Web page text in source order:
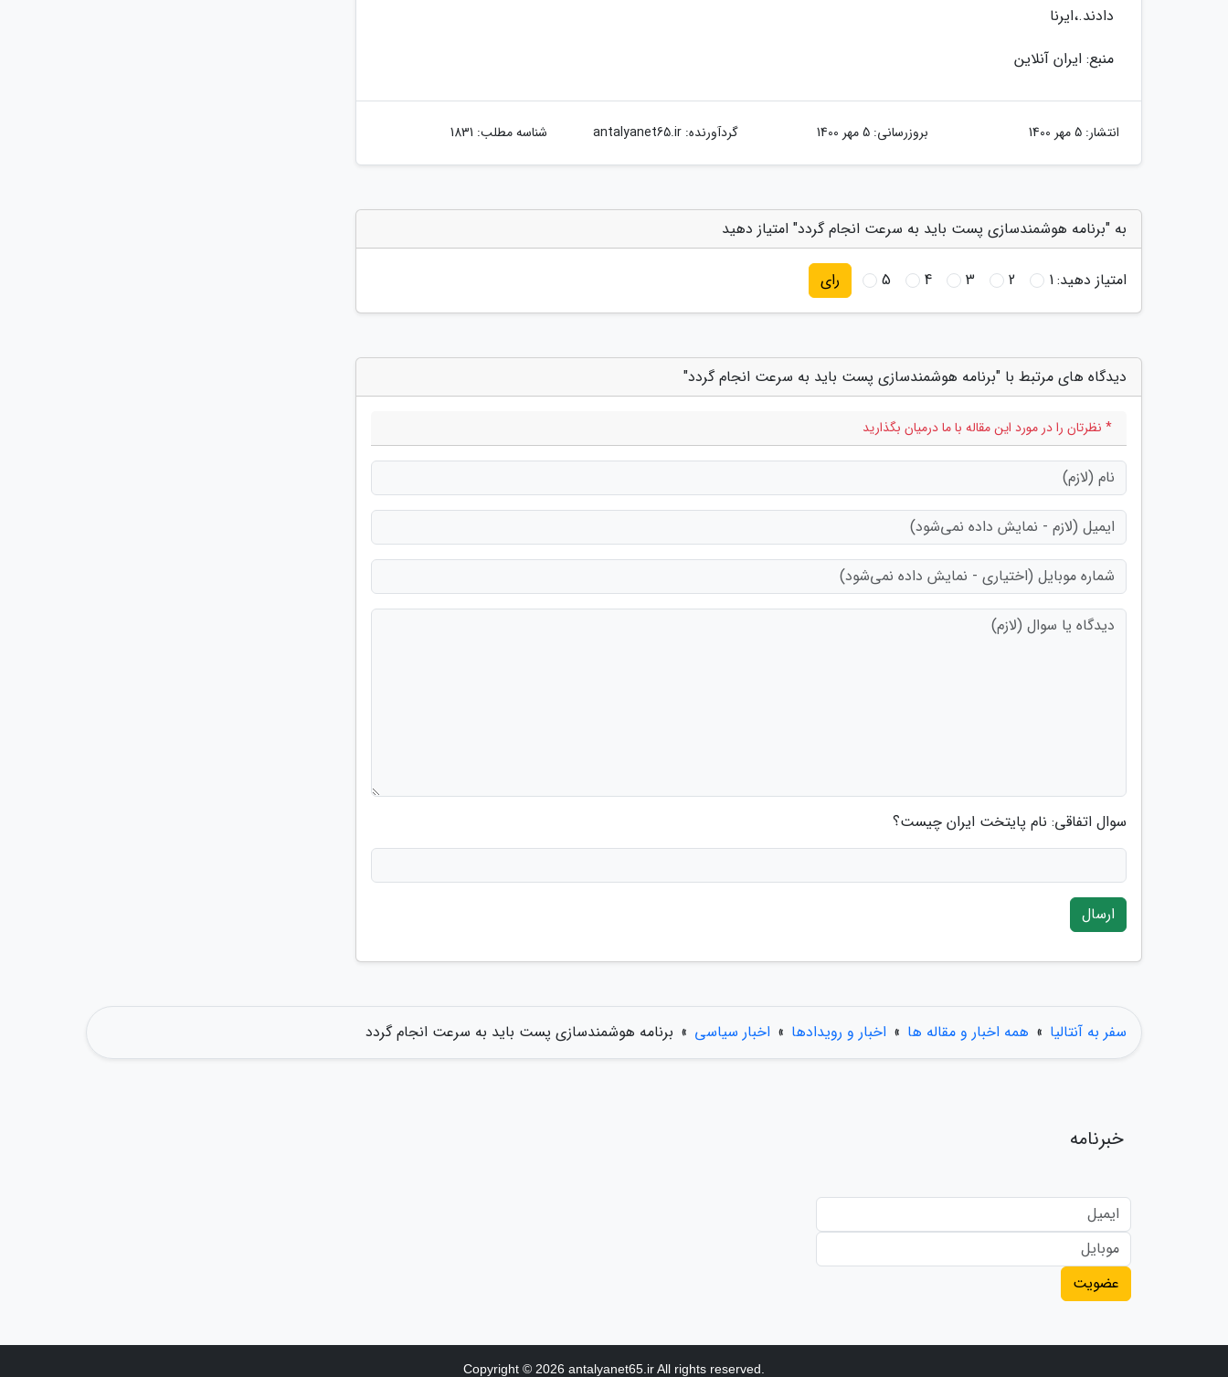
دادند.،ایرنا
منبع: ایران آنلاین
انتشار: 5 مهر 1400 بروزرسانی: 5 مهر 1400 گردآورنده:antalyanet65.ir شناسه مطلب: 1831
به "برنامه هوشمندسازی پست باید به سرعت انجام گردد" امتیاز دهید
امتیاز دهید:1
2
3
4
5 رای
دیدگاه های مرتبط با "برنامه هوشمندسازی پست باید به سرعت انجام گردد"
* نظرتان را در مورد این مقاله با ما درمیان بگذارید
سوال اتفاقی: نام پایتخت ایران چیست؟
ارسال
سفر به آنتالیا » همه اخبار و مقاله ها » اخبار و رویدادها » اخبار سیاسی » برنامه هوشمندسازی پست باید به سرعت انجام گردد
خبرنامه
عضویت
Copyright © 2026 antalyanet65.ir All rights reserved.